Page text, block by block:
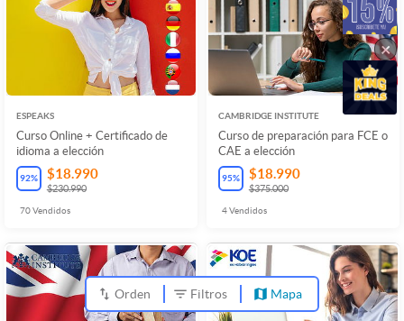
ESPEAKS
Curso Online + Certificado de
idioma a elección
92% $18.990
$230.990
70Vendidos
CAMBRIDGE INSTITUTE
Curso de preparación para FCE o
CAE a elección
95% $18.990
$375.000
4Vendidos
Orden Filtros Mapa
×